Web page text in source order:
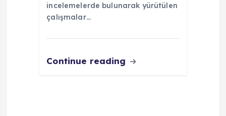
incelemelerde bulunarak yürütülen
çalışmalar…
Continue reading